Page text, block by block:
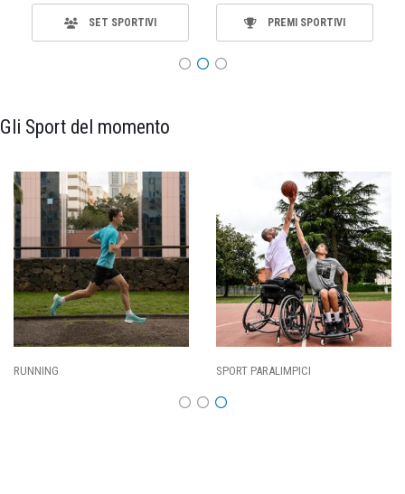
SET SPORTIVI PREMI SPORTIVI
Gli Sport del momento
BASKET